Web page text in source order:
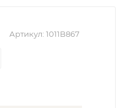
Артикул: 1011B867